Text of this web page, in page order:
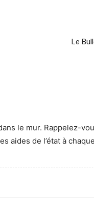
Le
le mur. Rappelez-
aides de l’état à